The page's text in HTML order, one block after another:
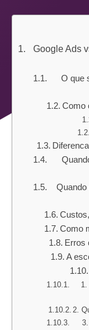
Google Ads
O que
Como
Como
Erros
A
2.